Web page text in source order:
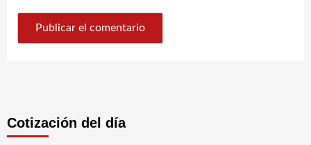
Cotización del día